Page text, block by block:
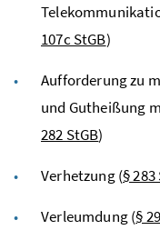
107c StGB)
Aufforderung zu
und Gutheißung
282 StGB)
Verhetzung (§ 283
Verleumdung (§